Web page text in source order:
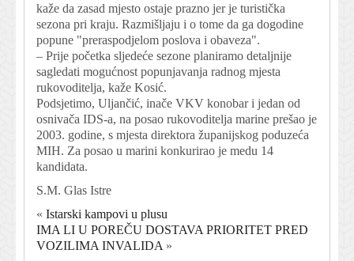
kaže da zasad mjesto ostaje prazno jer je turistička
sezona pri kraju. Razmišljaju i o tome da ga dogodine
popune "preraspodjelom poslova i obaveza".
– Prije početka sljedeće sezone planiramo detaljnije
sagledati mogućnost popunjavanja radnog mjesta
rukovoditelja, kaže Kosić.
Podsjetimo, Uljančić, inače VKV konobar i jedan od
osnivača IDS-a, na posao rukovoditelja marine prešao je
2003. godine, s mjesta direktora županijskog poduzeća
MIH. Za posao u marini konkurirao je medu 14
kandidata.
S.M. Glas Istre
« Istarski kampovi u plusu
IMA LI U POREČU DOSTAVA PRIORITET PRED
VOZILIMA INVALIDA »